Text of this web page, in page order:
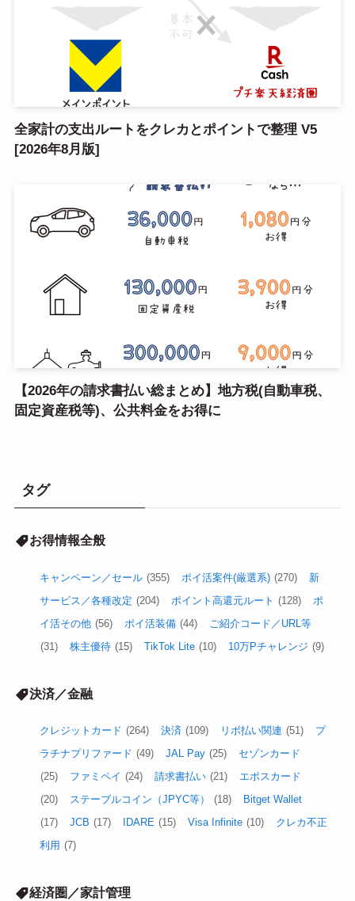
全家計の支出ルートをクレカとポイントで整理 V5
[2026年8月版]
【2026年の請求書払い総まとめ】地方税(自動車税、
固定資産税等)、公共料金をお得に
タグ
お得情報全般
キャンペーン／セール (355) ポイ活案件(厳選系) (270)
新
サービス／各種改定 (204) ポイント高還元ルート (128)
ポ
イ活その他 (56) ポイ活装備 (44)
ご紹介コード／URL等
(31)
株主優待 (15) TikTok Lite (10) 10万Pチャレンジ (9)
決済／金融
クレジットカード (264) 決済 (109) リボ払い関連 (51)
プ
ラチナプリファード (49) JAL Pay (25)
セゾンカード
(25)
ファミペイ (24) 請求書払い (21)
エポスカード
(20)
ステーブルコイン（JPYC等） (18)
Bitget Wallet
(17)
JCB (17) IDARE (15) Visa Infinite (10)
クレカ不正
利用 (7)
経済圏／家計管理